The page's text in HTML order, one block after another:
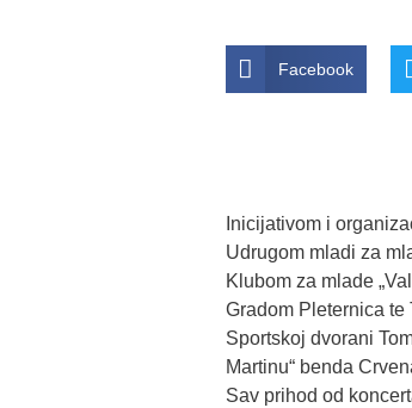
Facebook
Inicijativom i
Udrugom mladi za
Klubom za mlade
Gradom Pleternica
Sportskoj dvorani
Martinu“ benda
Sav prihod od